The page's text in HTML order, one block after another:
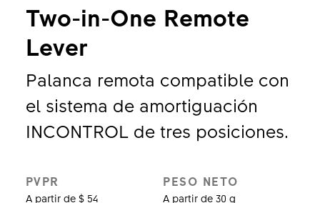
Two-in-One Remote
Lever
Palanca remota compatible con
el sistema de amortiguación
INCONTROL de tres posiciones.
PVPR
A partir de $ 54
PESO NETO
A partir de 30 g